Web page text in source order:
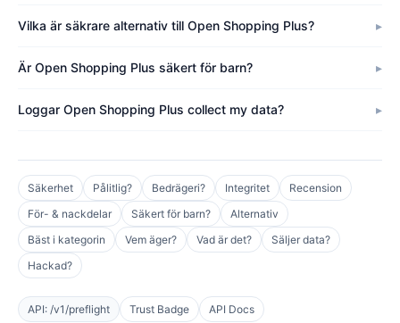
Vilka är säkrare alternativ till Open Shopping Plus?
Är Open Shopping Plus säkert för barn?
Loggar Open Shopping Plus collect my data?
Säkerhet Pålitlig? Bedrägeri? Integritet
Recension
För- & nackdelar
Säkert för barn?
Alternativ
Bäst i kategorin
Vem äger? Vad är det?
Säljer data?
Hackad?
API: /v1/preflight Trust Badge API Docs